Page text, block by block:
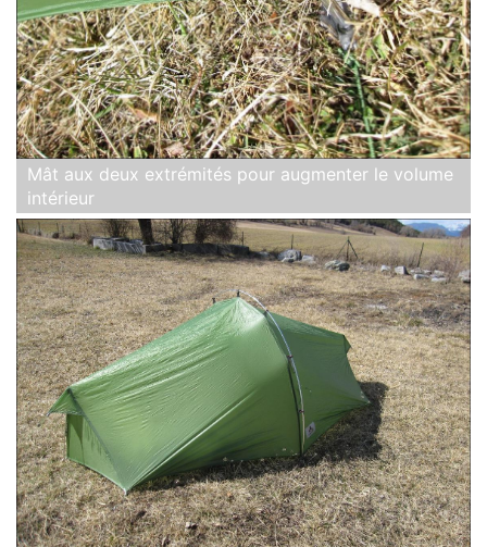
Mât aux deux extrémités pour augmenter le volume
intérieur